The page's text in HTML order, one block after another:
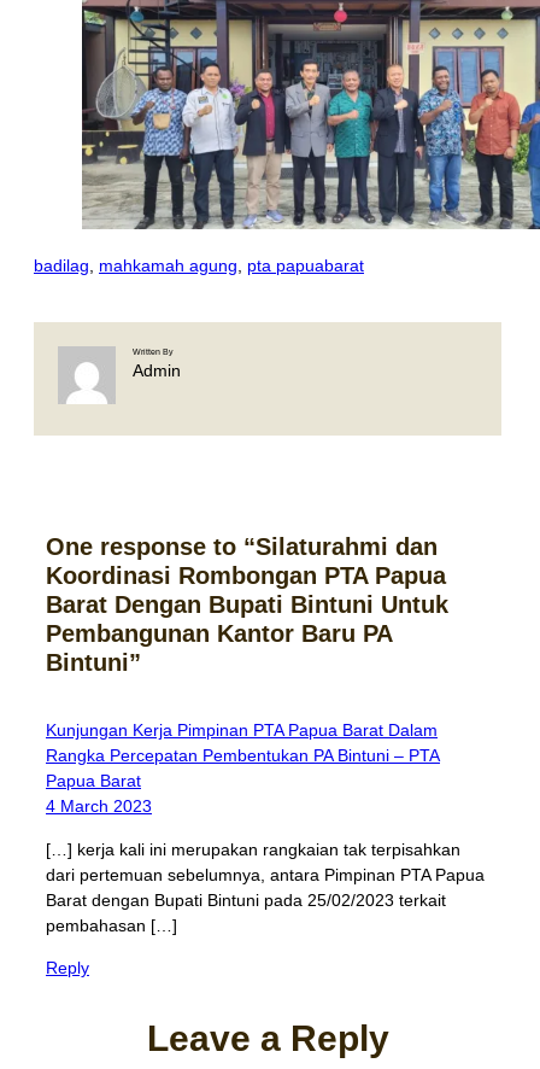
badilag mahkamah agung pta papuabarat
Written By
Admin
One response to “Silaturahmi dan
Koordinasi Rombongan PTA Papua
Barat Dengan Bupati Bintuni Untuk
Pembangunan Kantor Baru PA
Bintuni”
Kunjungan Kerja Pimpinan PTA Papua Barat Dalam
Rangka Percepatan Pembentukan PA Bintuni – PTA
Papua Barat
4 March 2023
[…] kerja kali ini merupakan rangkaian tak terpisahkan
dari pertemuan sebelumnya, antara Pimpinan PTA Papua
Barat dengan Bupati Bintuni pada 25/02/2023 terkait
pembahasan […]
Reply
Leave a Reply